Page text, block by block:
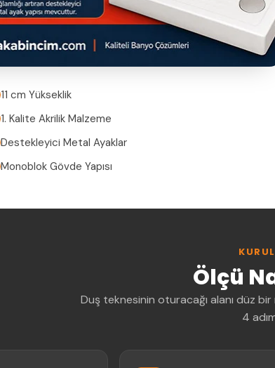
11 cm Yükseklik
1. Kalite Akrilik Malzeme
Destekleyici Metal Ayaklar
Monoblok Gövde Yapısı
Ölçü
Duş teknesinin oturacağı alanı düz
4